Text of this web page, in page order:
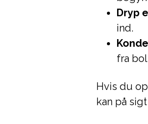
Dryp
ind.
fra
Hvis du
kan på